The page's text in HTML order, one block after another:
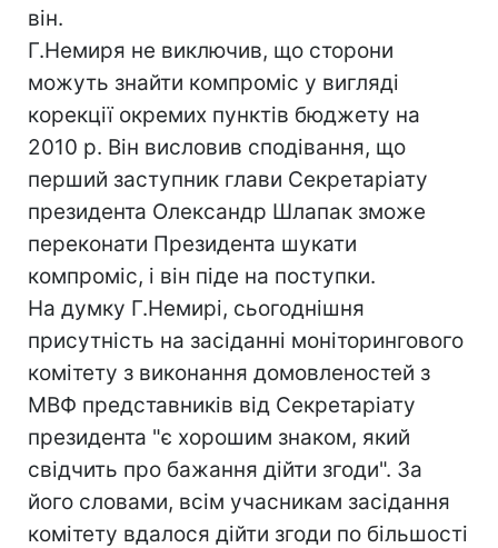
він.
Г.Немиря не виключив, що сторони
можуть знайти компроміс у вигляді
корекції окремих пунктів бюджету на
2010 р. Він висловив сподівання, що
перший заступник глави Секретаріату
президента Олександр Шлапак зможе
переконати Президента шукати
компроміс, і він піде на поступки.
На думку Г.Немирі, сьогоднішня
присутність на засіданні моніторингового
комітету з виконання домовленостей з
МВФ представників від Секретаріату
президента "є хорошим знаком, який
свідчить про бажання дійти згоди". За
його словами, всім учасникам засідання
комітету вдалося дійти згоди по більшості